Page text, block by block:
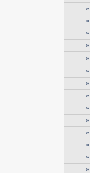
»
»
»
»
»
»
»
»
»
»
»
»
»
»